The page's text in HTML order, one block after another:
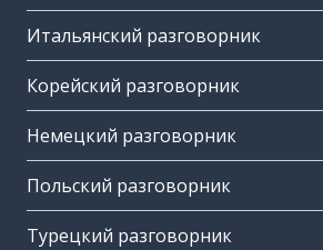
Итальянский разговорник
Корейский разговорник
Немецкий разговорник
Польский разговорник
Турецкий разговорник